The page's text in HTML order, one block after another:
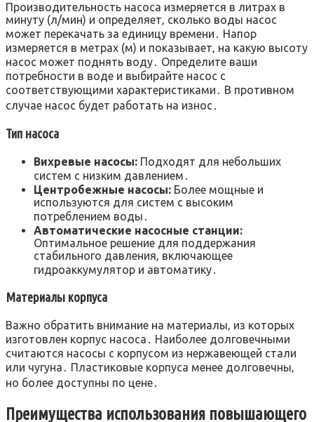
Производительность насоса измеряется в литрах в
минуту (л/мин) и определяет‚ сколько воды насос
может перекачать за единицу времени․ Напор
измеряется в метрах (м) и показывает‚ на какую высоту
насос может поднять воду․ Определите ваши
потребности в воде и выбирайте насос с
соответствующими характеристиками․ В противном
случае насос будет работать на износ․
Тип насоса
Вихревые насосы: Подходят для небольших
систем с низким давлением․
Центробежные насосы: Более мощные и
используются для систем с высоким
потреблением воды․
Автоматические насосные станции:
Оптимальное решение для поддержания
стабильного давления‚ включающее
гидроаккумулятор и автоматику․
Материалы корпуса
Важно обратить внимание на материалы‚ из которых
изготовлен корпус насоса․ Наиболее долговечными
считаются насосы с корпусом из нержавеющей стали
или чугуна․ Пластиковые корпуса менее долговечны‚
но более доступны по цене․
Преимущества использования повышающего